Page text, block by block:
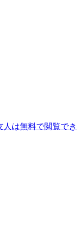
人は無料で閲覧でき